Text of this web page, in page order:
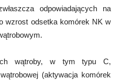
odpowiadających na
wzrost odsetka komórek NK w
wątroby, w tym typu C,
(aktywacja komórek